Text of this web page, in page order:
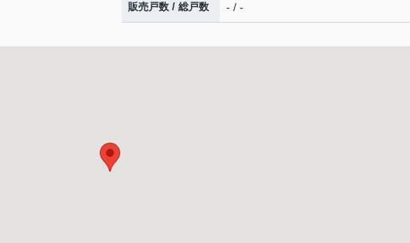
販売戸数 / 総戸数 - / -